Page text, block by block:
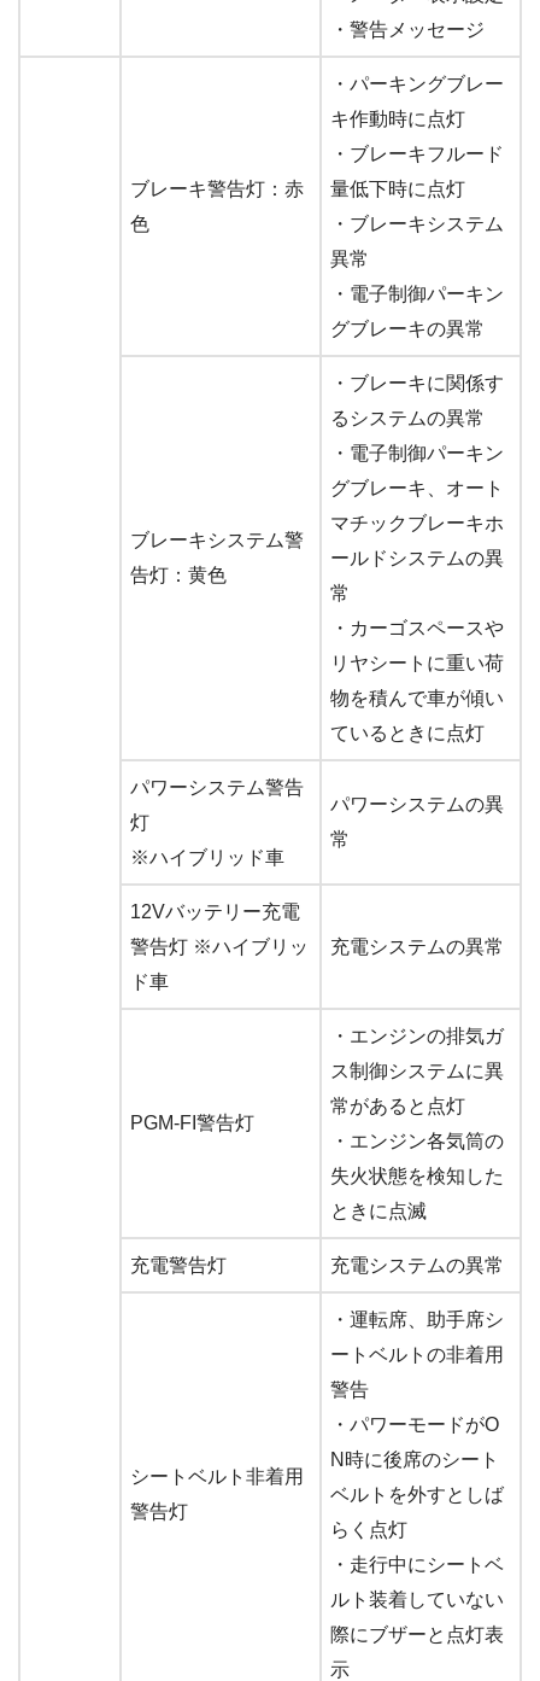
・警告メッセージ
ブレーキ警告灯：赤
色
・パーキングブレー
キ作動時に点灯
・ブレーキフルード
量低下時に点灯
・ブレーキシステム
異常
・電子制御パーキン
グブレーキの異常
ブレーキシステム警
告灯：黄色
・ブレーキに関係す
るシステムの異常
・電子制御パーキン
グブレーキ、オート
マチックブレーキホ
ールドシステムの異
常
・カーゴスペースや
リヤシートに重い荷
物を積んで車が傾い
ているときに点灯
パワーシステム警告
灯
※ハイブリッド車
パワーシステムの異
常
12Vバッテリー充電
警告灯 ※ハイブリッ
ド車
充電システムの異常
PGM-FI警告灯
・エンジンの排気ガ
ス制御システムに異
常があると点灯
・エンジン各気筒の
失火状態を検知した
ときに点滅
充電警告灯 充電システムの異常
シートベルト非着用
警告灯
・運転席、助手席シ
ートベルトの非着用
警告
・パワーモードがO
N時に後席のシート
ベルトを外すとしば
らく点灯
・走行中にシートベ
ルト装着していない
際にブザーと点灯表
示